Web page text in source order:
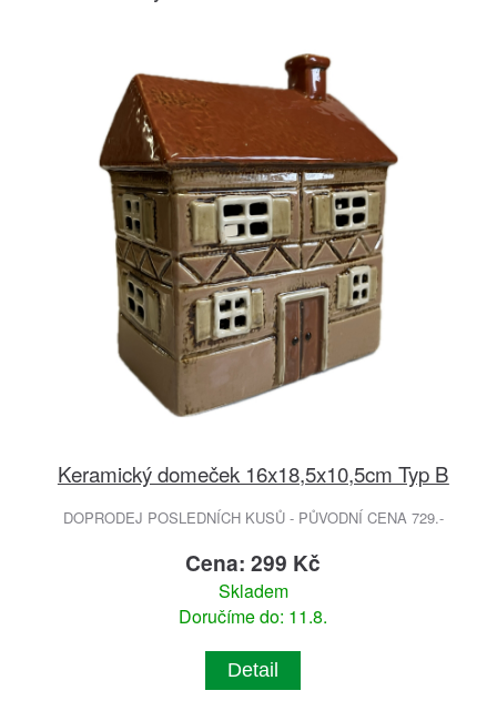
Keramický domeček 16x18,5x10,5cm Typ B
DOPRODEJ POSLEDNÍCH KUSŮ - PŮVODNÍ CENA 729.-
Cena: 299 Kč
Skladem
Doručíme do: 11.8.
Detail